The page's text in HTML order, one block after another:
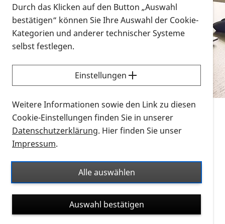
Vorlesen
Alle Infomaterialien in verschiedenen
Formaten an einem Ort
Sie möchten wissen, wie Sie nach Infonmaterial
suchen und dieses bestellen bzw. herunterladen
können? Schauen Sie sich dieErklärvideos zum
Thema Infomaterial auf der PRO RETINA-Website
für blinde und sehbehinderte Menschen an.
Auf dieser Seite finden Sie sämtliches Infomaterial
Ort. Nutzen Sie den Formatfilter, um ausschließlich
nach Flyern und Broschüren, Audios oder Videos zu
suchen. Die meisten Flyer und Broschüren werden in
verschiedenen Formaten angeboten: zur
postalischen Bestellung als gedruckte Variante
Durch das Klicken auf den Button „Auswahl
bestätigen“ können Sie Ihre Auswahl der Cookie-
Kategorien und anderer technischer Systeme
selbst festlegen.
Einstellungen
Weitere Informationen sowie den Link zu diesen
Cookie-Einstellungen finden Sie in unserer
Datenschutzerklärung. Hier finden Sie unser
Impressum.
Alle auswählen
Auswahl bestätigen